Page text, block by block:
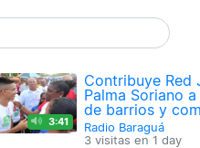
3:41
Contribuye Red
Palma Soriano
de barrios y
Radio Baraguá
3 visitas en 1 day